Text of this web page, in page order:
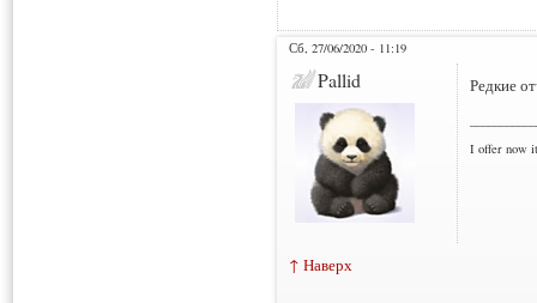
Сб, 27/06/2020 - 11:19
Pallid Редкие
I offer now
↑ Наверх